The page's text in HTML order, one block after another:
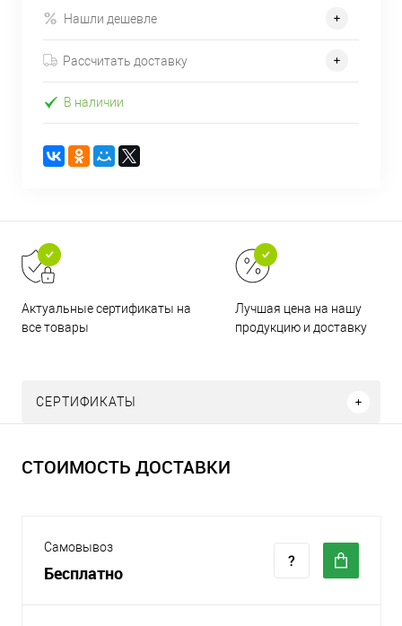
Нашли дешевле
Рассчитать доставку
В наличии
Актуальные сертификаты на
все товары
Лучшая цена на нашу
продукцию и доставку
СЕРТИФИКАТЫ
СТОИМОСТЬ ДОСТАВКИ
Самовывоз
Бесплатно